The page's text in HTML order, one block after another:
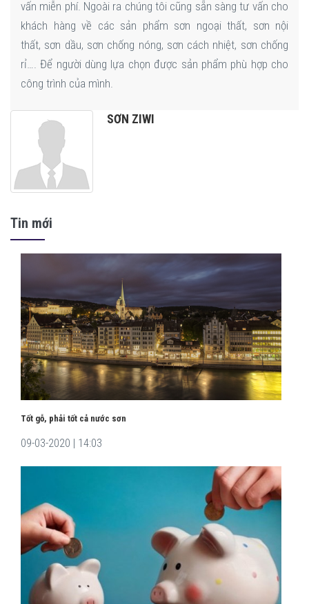
vấn miễn phí. Ngoài ra chúng tôi cũng sẵn sàng tư vấn cho
khách hàng về các sản phẩm sơn ngoại thất, sơn nội
thất, sơn dầu, sơn chống nóng, sơn cách nhiệt, sơn chống
rỉ…. Để người dùng lựa chọn được sản phẩm phù hợp cho
công trình của mình.
SƠN ZIWI
Tin mới
Tốt gỗ, phải tốt cả nước sơn
09-03-2020 | 14:03